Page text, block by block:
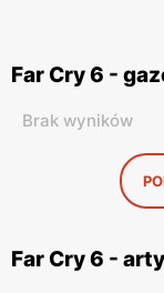
Far Cry 6 -
Brak wyników
Far Cry 6 -